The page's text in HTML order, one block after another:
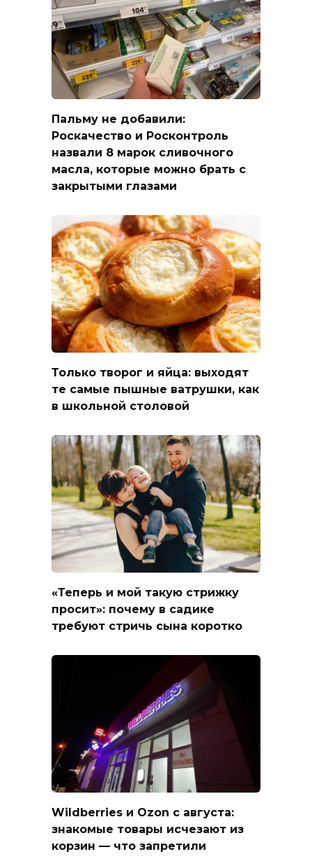
Пальму не добавили:
Роскачество и Росконтроль
назвали 8 марок сливочного
масла, которые можно брать с
закрытыми глазами
Только творог и яйца: выходят
те самые пышные ватрушки, как
в школьной столовой
«Теперь и мой такую стрижку
просит»: почему в садике
требуют стричь сына коротко
Wildberries и Ozon с августа:
знакомые товары исчезают из
корзин — что запретили